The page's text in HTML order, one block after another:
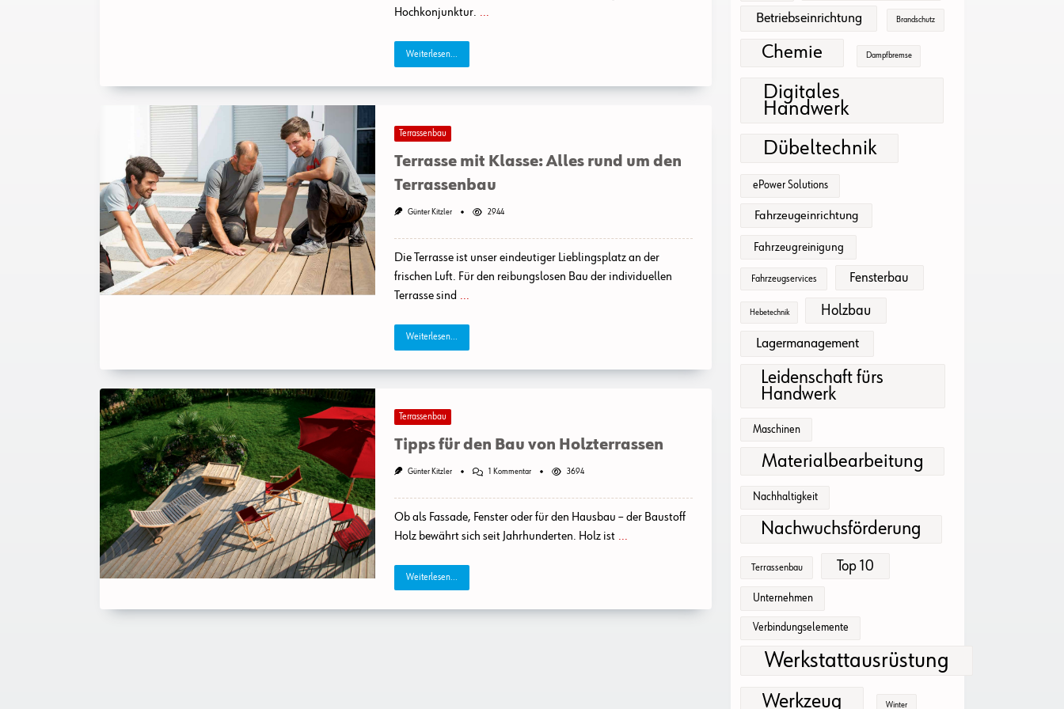
Hochkonjunktur. ...
Weiterlesen...
Terrassenbau
Terrasse mit Klasse: Alles rund um den
Terrassenbau
Günter Kitzler 2944
Die Terrasse ist unser eindeutiger Lieblingsplatz an der
frischen Luft. Für den reibungslosen Bau der individuellen
Terrasse sind ...
Weiterlesen...
Terrassenbau
Tipps für den Bau von Holzterrassen
Günter Kitzler 1 KommentarZu
Bau
Holzterrassen
3694
Ob als Fassade, Fenster oder für den Hausbau – der Baustoff
Holz bewährt sich seit Jahrhunderten. Holz ist ...
Weiterlesen...
Betriebseinrichtung Brandschutz
Chemie Dampfbremse
Digitales
Handwerk
Dübeltechnik
ePower Solutions
Fahrzeugeinrichtung
Fahrzeugreinigung
Fahrzeugservices Fensterbau
Hebetechnik Holzbau
Lagermanagement
Leidenschaft fürs
Handwerk
Maschinen
Materialbearbeitung
Nachhaltigkeit
Nachwuchsförderung
Terrassenbau Top 10
Unternehmen
Verbindungselemente
Werkstattausrüstung
Werkzeug Winter